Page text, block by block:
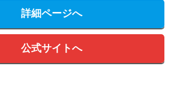
詳細ページへ
公式サイトへ